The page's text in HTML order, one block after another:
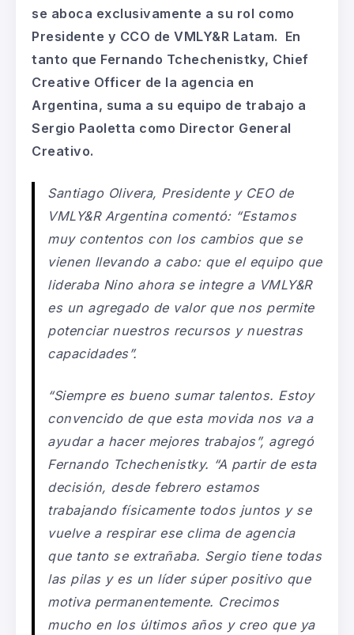
se aboca exclusivamente a su rol como
Presidente y CCO de VMLY&R Latam. En
tanto que Fernando Tchechenistky, Chief
Creative Officer de la agencia en
Argentina, suma a su equipo de trabajo a
Sergio Paoletta como Director General
Creativo.
Santiago Olivera, Presidentey CEO de
VMLY&R Argentina comentó: “Estamos
muy contentos con los cambios que se
vienen llevando a cabo: que el equipo que
lideraba Nino ahora se integre a VMLY&R
es un agregado de valor que nos permite
potenciar nuestros recursos y nuestras
capacidades”.
“Siempre es bueno sumar talentos. Estoy
convencido de que estamovida nos va a
ayudar a hacer mejores trabajos”, agregó
Fernando Tchechenistky. “A partir de esta
decisión, desde febrero estamos
trabajando físicamente todos juntos y se
vuelve a respirar ese clima de agencia
que tanto se extrañaba. Sergio tiene todas
las pilas y es un líder súper positivo que
motiva permanentemente. Crecimos
mucho en los últimos años y creo que ya